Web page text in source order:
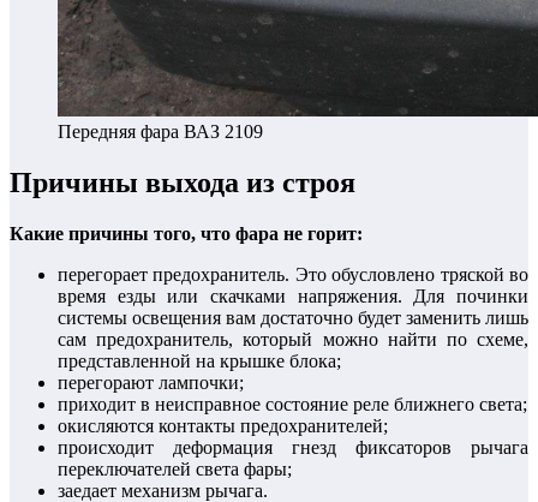
Передняя фара ВАЗ 2109
Причины выхода из строя
Какие причины того, что фара не горит:
перегорает предохранитель. Это обусловлено тряской во
время езды или скачками напряжения. Для починки
системы освещения вам достаточно будет заменить лишь
сам предохранитель, который можно найти по схеме,
представленной на крышке блока;
перегорают лампочки;
приходит в неисправное состояние реле ближнего света;
окисляются контакты предохранителей;
происходит деформация гнезд фиксаторов рычага
переключателей света фары;
заедает механизм рычага.